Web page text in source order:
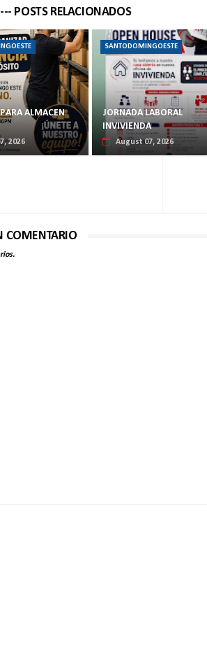
POSTS RELACIONADOS
ALMACEN
2026
SANTODOMINGOESTE
JORNADA LABORAL
INVIVIENDA
August 07, 2026
COMENTARIO